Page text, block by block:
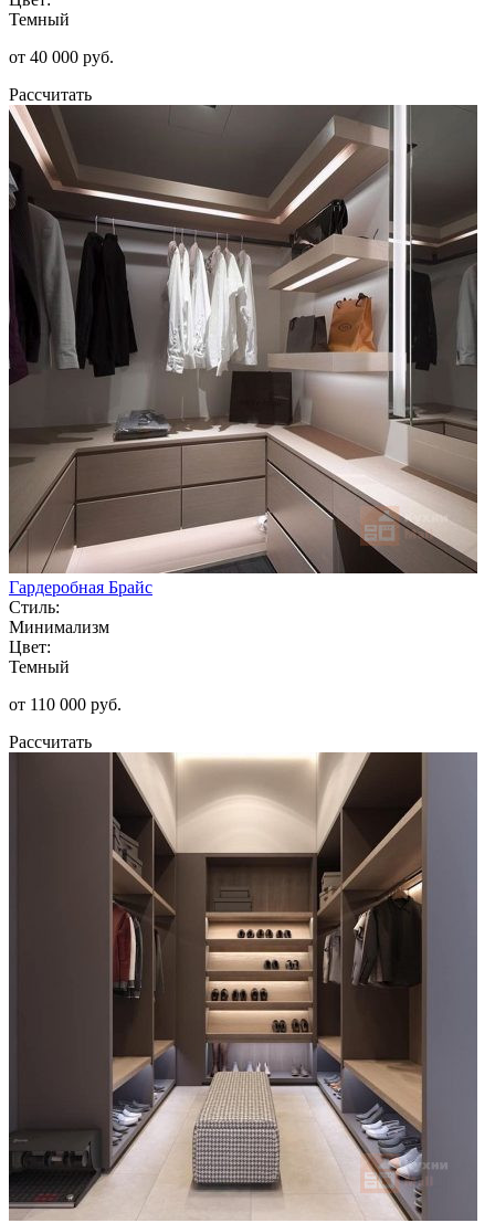
Темный
от 40 000 руб.
Рассчитать
Гардеробная Брайс
Стиль:
Минимализм
Цвет:
Темный
от 110 000 руб.
Рассчитать